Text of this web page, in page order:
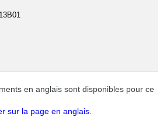
en anglais sont disponibles pour ce
sur la page en anglais.